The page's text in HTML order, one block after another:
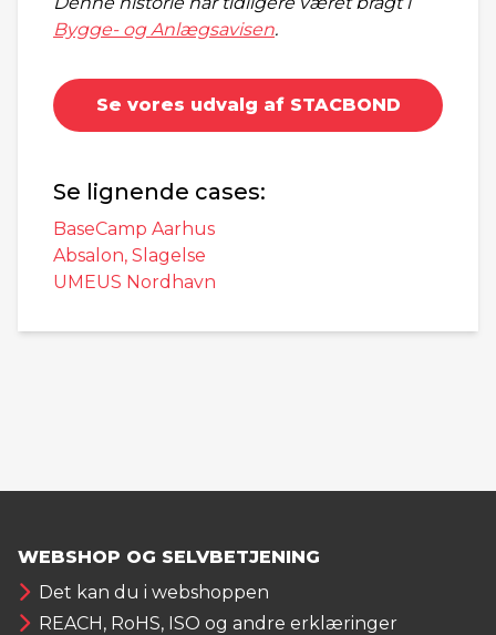
Bygge- og Anlægsavisen.
Se vores udvalg af STACBOND
Se lignende cases:
BaseCamp Aarhus
Absalon, Slagelse
UMEUS Nordhavn
WEBSHOP OG SELVBETJENING
Det kan du i webshoppen
REACH, RoHS, ISO og andre erklæringer